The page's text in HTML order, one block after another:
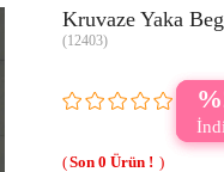
Kruvaze Yaka
(12403)
0